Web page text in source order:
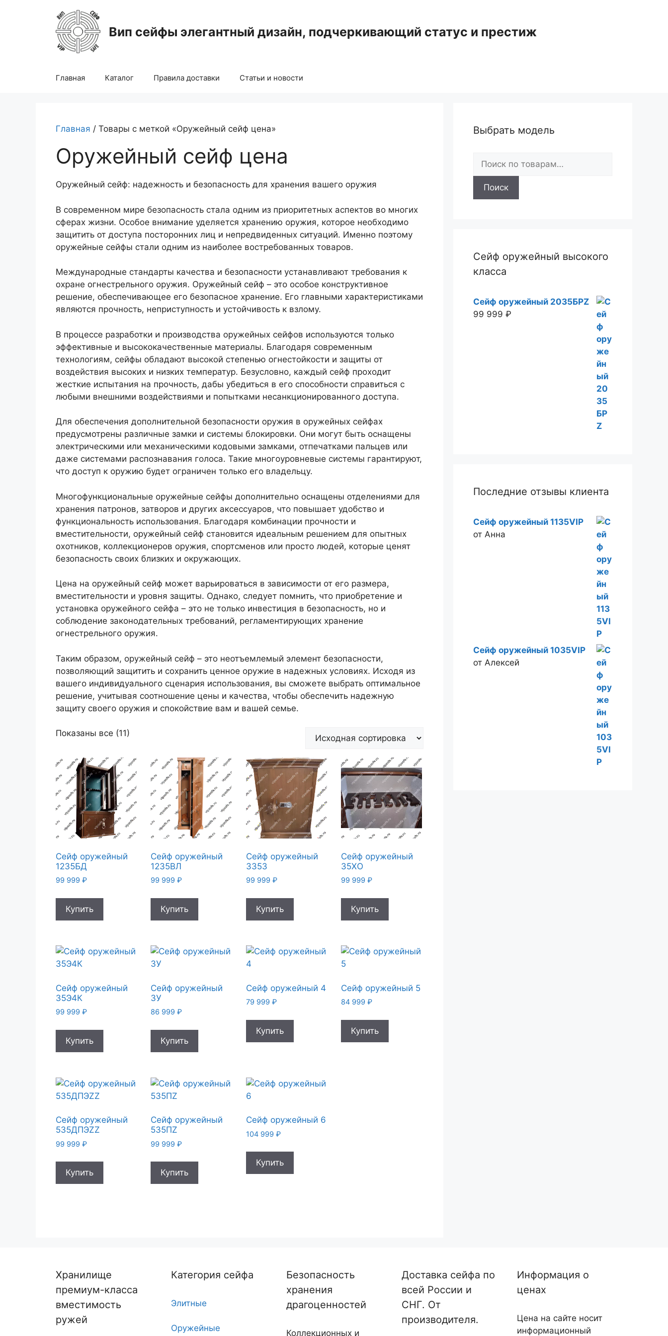
содержимому
Вип сейфы элегантный дизайн, подчеркивающий статус и престиж
Главная Каталог Правила доставки Статьи и новости
Главная / Товары с меткой «Оружейный сейф цена»
Оружейный сейф цена
Оружейный сейф: надежность и безопасность для хранения вашего оружия
В современном мире безопасность стала одним из приоритетных аспектов во многих
сферах жизни. Особое внимание уделяется хранению оружия, которое необходимо
защитить от доступа посторонних лиц и непредвиденных ситуаций. Именно поэтому
оружейные сейфы стали одним из наиболее востребованных товаров.
Международные стандарты качества и безопасности устанавливают требования к
охране огнестрельного оружия. Оружейный сейф – это особое конструктивное
решение, обеспечивающее его безопасное хранение. Его главными характеристиками
являются прочность, неприступность и устойчивость к взлому.
В процессе разработки и производства оружейных сейфов используются только
эффективные и высококачественные материалы. Благодаря современным
технологиям, сейфы обладают высокой степенью огнестойкости и защиты от
воздействия высоких и низких температур. Безусловно, каждый сейф проходит
жесткие испытания на прочность, дабы убедиться в его способности справиться с
любыми внешними воздействиями и попытками несанкционированного доступа.
Для обеспечения дополнительной безопасности оружия в оружейных сейфах
предусмотрены различные замки и системы блокировки. Они могут быть оснащены
электрическими или механическими кодовыми замками, отпечатками пальцев или
даже системами распознавания голоса. Такие многоуровневые системы гарантируют,
что доступ к оружию будет ограничен только его владельцу.
Многофункциональные оружейные сейфы дополнительно оснащены отделениями для
хранения патронов, затворов и других аксессуаров, что повышает удобство и
функциональность использования. Благодаря комбинации прочности и
вместительности, оружейный сейф становится идеальным решением для опытных
охотников, коллекционеров оружия, спортсменов или просто людей, которые ценят
безопасность своих близких и окружающих.
Цена на оружейный сейф может варьироваться в зависимости от его размера,
вместительности и уровня защиты. Однако, следует помнить, что приобретение и
установка оружейного сейфа – это не только инвестиция в безопасность, но и
соблюдение законодательных требований, регламентирующих хранение
огнестрельного оружия.
Таким образом, оружейный сейф – это неотъемлемый элемент безопасности,
позволяющий защитить и сохранить ценное оружие в надежных условиях. Исходя из
вашего индивидуального сценария использования, вы сможете выбрать оптимальное
решение, учитывая соотношение цены и качества, чтобы обеспечить надежную
защиту своего оружия и спокойствие вам и вашей семье.
Показаны все (11)
Сейф оружейный
1235БД
99 999 ₽
Купить
Сейф оружейный
1235ВЛ
99 999₽
Купить
Сейф оружейный
335З
99 999 ₽
Купить
Сейф оружейный
35XО
99 999 ₽
Купить
Сейф оружейный
35Э4К
99 999 ₽
Купить
Сейф оружейный
3У
86 999₽
Купить
Сейф оружейный 4
79 999 ₽
Купить
Сейф оружейный 5
84 999 ₽
Купить
Сейф оружейный
535ДПЭZZ
99 999 ₽
Купить
Сейф оружейный
535ПZ
99 999₽
Купить
Сейф оружейный 6
104 999 ₽
Купить
Выбрать модель
Искать:
Поиск
Сейф оружейный высокого
класса
Сейф оружейный 2035БРZ
99 999 ₽
Последние отзывы клиента
Сейф оружейный 1135VIP
от Анна
Сейф оружейный 1035VIP
от Алексей
Хранилище
премиум-класса
вместимость
ружей
Категория сейфа
Элитные
Оружейные
Безопасность
хранения
драгоценностей
Коллекционных и
Доставка сейфа по
всей России и
СНГ. От
производителя.
Информация о
ценах
Цена на сайте носит
информационный